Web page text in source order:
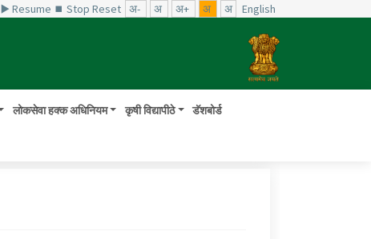
▶️ Resume ⏹ Stop Reset अ- अ अ+ अ अ English
लोकसेवा हक्क अधिनियम कृषी विद्यापीठे डॅशबोर्ड